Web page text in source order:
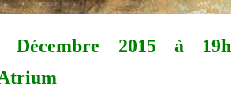
2015 à 19h